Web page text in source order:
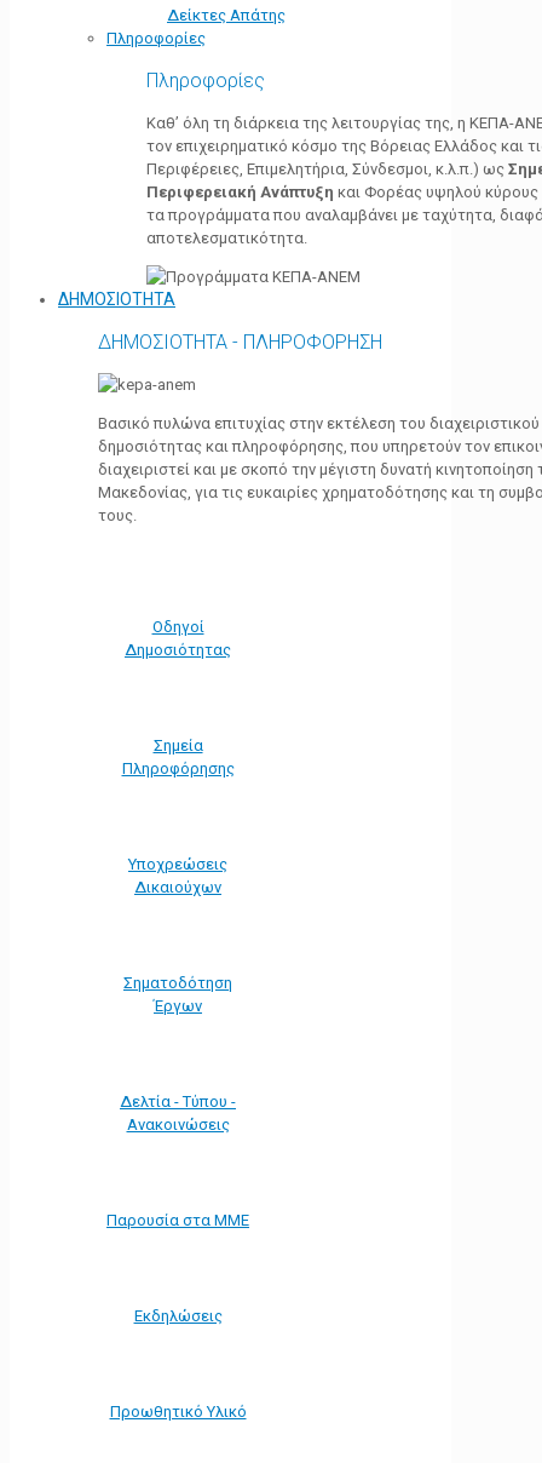
Δείκτες Απάτης
Πληροφορίες
Πληροφορίες
Καθ’ όλη τη διάρκεια της λειτουργίας της, η ΚΕΠΑ-
τον επιχειρηματικό κόσμο της Βόρειας Ελλάδος και
Περιφέρειες, Επιμελητήρια, Σύνδεσμοι, κ.λ.π.) ως
Περιφερειακή Ανάπτυξη και Φορέας υψηλού κύρους
τα προγράμματα που αναλαμβάνει με ταχύτητα,
αποτελεσματικότητα.
ΔΗΜΟΣΙΟΤΗΤΑ
ΔΗΜΟΣΙΟΤΗΤΑ - ΠΛΗΡΟΦΟΡΗΣΗ
Βασικό πυλώνα επιτυχίας στην εκτέλεση του
δημοσιότητας και πληροφόρησης, που υπηρετούν τον
διαχειριστεί και με σκοπό την μέγιστη δυνατή
Μακεδονίας, για τις ευκαιρίες χρηματοδότησης και τη
τους.
Οδηγοί
Δημοσιότητας
Σημεία
Πληροφόρησης
Υποχρεώσεις
Δικαιούχων
Σηματοδότηση
Έργων
Δελτία - Τύπου -
Ανακοινώσεις
Παρουσία στα ΜΜΕ
Εκδηλώσεις
Προωθητικό Υλικό